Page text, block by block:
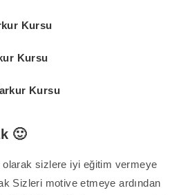
Kursu
Kursu
Kursu
🙂
sizlere iyi eğitim vermeye
Sizleri motive etmeye ardından